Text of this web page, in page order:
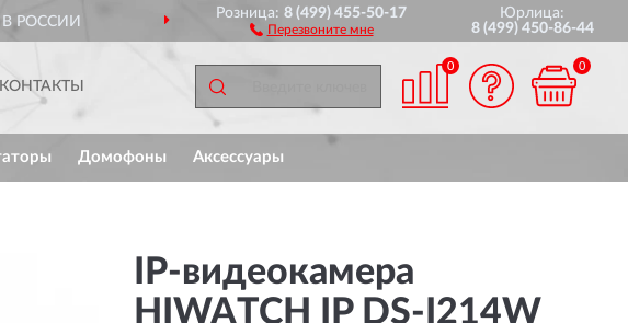
В РОССИИ ДОСТАВИМ ПО ВСЕЙ РОССИИ
Розница:8 (499) 455-50-17
Перезвоните мне
Юрлица:
8 (499) 450-86-44
КОНТАКТЫ
0 0
Домофоны Аксессуары
IP-видеокамера
HIWATCH IP DS-I214W